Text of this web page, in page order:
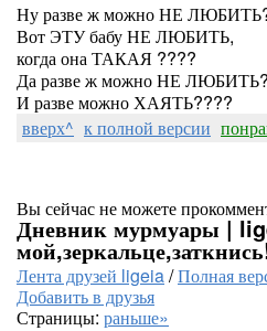
Ну разве ж можно НЕ
Вот ЭТУ бабу НЕ ЛЮБИТЬ,
когда она ТАКАЯ ????
Да разве ж можно НЕ
И разве можно ХАЯТЬ????
вверх^ к полной версии
Вы сейчас не можете
Дневник мурмуары |
Лента друзей ligeia/Полная
Добавить в друзья
Страницы: раньше»